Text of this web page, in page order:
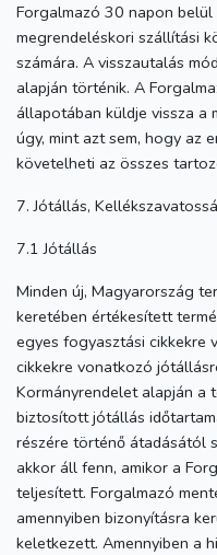
Forgalmazó 30 napon
megrendeléskori szállítási
számára. A visszautalás
alapján történik. A
állapotában küldje vissza a
úgy, mint azt sem, hogy az
követelheti az összes
7. Jótállás,
7.1 Jótállás
Minden új, Magyarország
keretében értékesített
egyes fogyasztási cikkekre
cikkekre vonatkozó
Kormányrendelet alapján a
biztosított jótállás
részére történő átadásától
akkor áll fenn, amikor a
teljesített. Forgalmazó
amennyiben bizonyításra
keletkezett. Amennyiben a